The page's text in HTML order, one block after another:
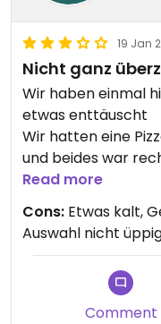
19 Jan
Nicht ganz
Wir haben einmal
etwas enttäuscht
Wir hatten eine
und beides war
geschmeckt
Auch hatte ich
verkleinert hatte
Wir haben längere
bestellen aber
und das passt
Vielleicht
Read more
Cons: Etwas kalt,
Auswahl nicht
Comment